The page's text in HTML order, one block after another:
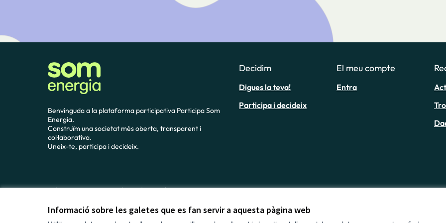
Informació sobre les galetes que es fan servir a aquesta pàgina web
Benvinguda a la plataforma participativa Participa Som
Energia.
Construïm una societat més oberta, transparent i
col·laborativa.
Uneix-te, participa i decideix.
Decidim
Digues la teva!
Participa i decideix
El meu compte
Entra
Avís legal i condicions d’úsConfiguració de les galetes